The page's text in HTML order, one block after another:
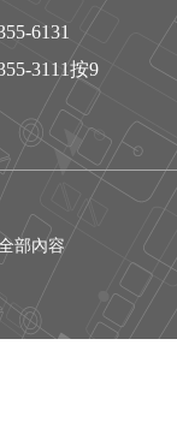
6131
3111按9
部內容